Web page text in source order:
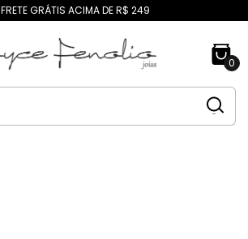
FRETE GRÁTIS ACIMA DE R$ 249
0